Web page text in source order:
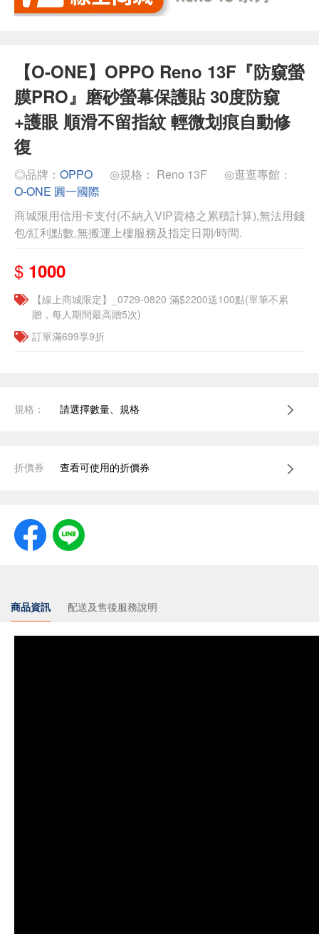
【O-ONE】OPPO Reno 13F『防窺螢
膜PRO』磨砂螢幕保護貼 30度防窺
+護眼 順滑不留指紋 輕微划痕自動修
復
◎品牌： OPPO ◎規格： Reno 13F
◎逛逛專館：
O-ONE 圓一國際
商城限用信用卡支付(不納入VIP資格之累積計算),無法用錢
包/紅利點數,無搬運上樓服務及指定日期/時間.
$ 1000
【線上商城限定】_0729-0820 滿$2200送100點(單筆不累
贈，每人期間最高贈5次)
訂單滿699享9折
規格： 請選擇數量、規格
折價券 查看可使用的折價券
商品資訊 配送及售後服務說明